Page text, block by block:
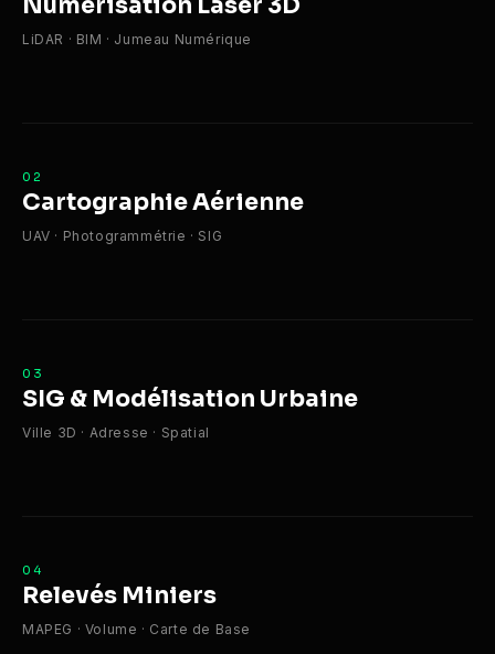
LiDAR · BIM · Jumeau Numérique
02
Cartographie Aérienne
UAV · Photogrammétrie · SIG
03
SIG & Modélisation Urbaine
Ville 3D · Adresse · Spatial
04
Relevés Miniers
MAPEG · Volume · Carte de Base